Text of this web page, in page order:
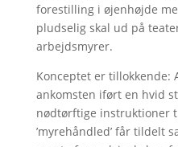
forestilling i øjenhøjde
pludselig skal ud på
arbejdsmyrer.
Konceptet er tillokkende:
ankomsten iført en hvid
nødtørftige instruktioner
’myrehåndled’ får tildelt